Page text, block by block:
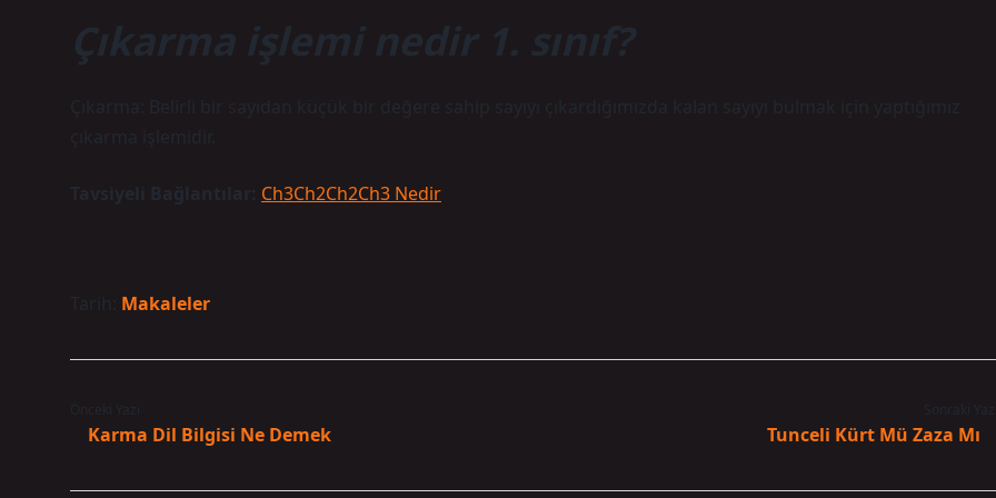
Çıkarma işlemi nedir 1. sınıf?
Çıkarma: Belirli bir sayıdan küçük bir değere sahip sayıyı çıkardığımızda kalan sayıyı bulmak için yaptığımız
çıkarma işlemidir.
Tavsiyeli Bağlantılar: Ch3Ch2Ch2Ch3 Nedir
Tarih: Makaleler
Karma Dil Bilgisi Ne Demek Tunceli Kürt Mü Zaza Mı